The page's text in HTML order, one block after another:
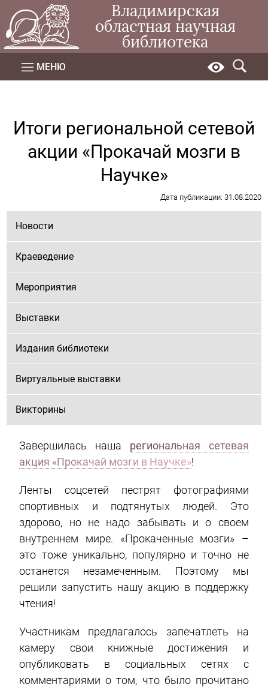
Владимирская
областная научная
библиотека
МЕНЮ
Итоги региональной сетевой
акции «Прокачай мозги в
Научке»
Дата публикации: 31.08.2020
Новости
Краеведение
Мероприятия
Выставки
Издания библиотеки
Виртуальные выставки
Викторины
Завершилась наша региональная сетевая
акция «Прокачай мозги в Научке»!
Ленты соцсетей пестрят фотографиями
спортивных и подтянутых людей. Это
здорово, но не надо забывать и о своем
внутреннем мире. «Прокаченные мозги» –
это тоже уникально, популярно и точно не
останется незамеченным. Поэтому мы
решили запустить нашу акцию в поддержку
чтения!
Участникам предлагалось запечатлеть на
камеру свои книжные достижения и
опубликовать в социальных сетях с
комментариями о том, что было прочитано